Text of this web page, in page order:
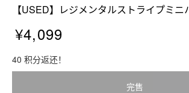
【USED】レジメンタルストライプミニ
売
価
¥4,099
40 积分返还！
完售